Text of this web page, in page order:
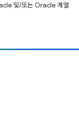
및/또는 Oracle 계열